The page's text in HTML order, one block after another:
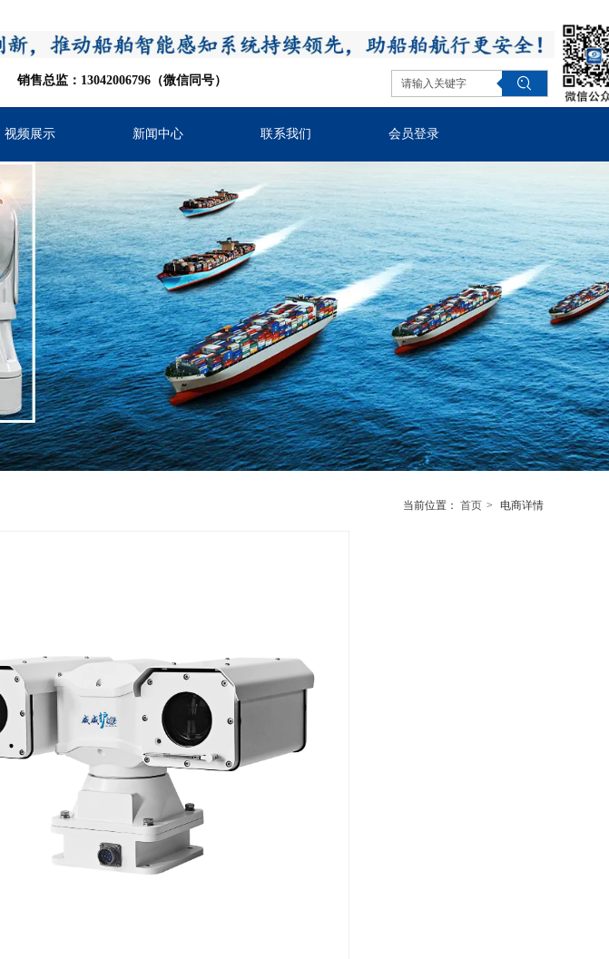
销售总监：13042006796（微信同号）
视频展示 新闻中心 联系我们 会员登录
当前位置： 首页 > 电商详情